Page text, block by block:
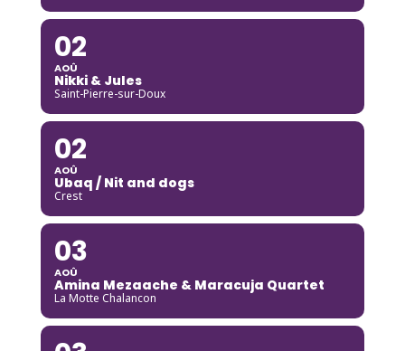
02
AOÛ
Nikki & Jules
Saint-Pierre-sur-Doux
02
AOÛ
Ubaq / Nit and dogs
Crest
03
AOÛ
Amina Mezaache & Maracuja Quartet
La Motte Chalancon